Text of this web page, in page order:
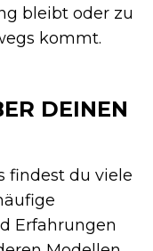
bleibt oder zu
kommt.
DEINEN
findest du viele
Erfahrungen